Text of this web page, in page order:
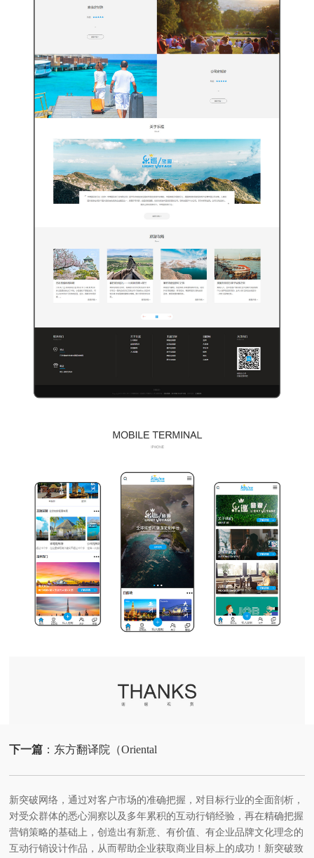
下一篇 ： 东方翻译院（Oriental
新突破网络，通过对客户市场的准确把握，对目标行业的全面剖析，
对受众群体的悉心洞察以及多年累积的互动行销经验，再在精确把握
营销策略的基础上，创造出有新意、有价值、有企业品牌文化理念的
互动行销设计作品，从而帮助企业获取商业目标上的成功！新突破致